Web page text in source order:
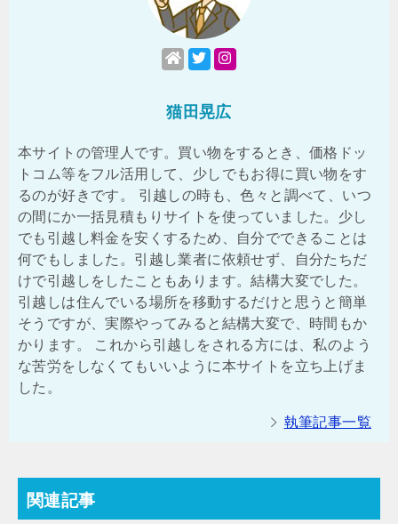
猫田晃広
本サイトの管理人です。買い物をするとき、価格ドッ
トコム等をフル活用して、少しでもお得に買い物をす
るのが好きです。 引越しの時も、色々と調べて、いつ
の間にか一括見積もりサイトを使っていました。少し
でも引越し料金を安くするため、自分でできることは
何でもしました。引越し業者に依頼せず、自分たちだ
けで引越しをしたこともあります。結構大変でした。
引越しは住んでいる場所を移動するだけと思うと簡単
そうですが、実際やってみると結構大変で、時間もか
かります。 これから引越しをされる方には、私のよう
な苦労をしなくてもいいように本サイトを立ち上げま
した。
執筆記事一覧
関連記事